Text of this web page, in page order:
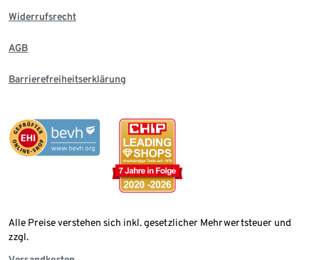
Widerrufsrecht
AGB
Barrierefreiheitserklärung
Alle Preise verstehen sich inkl. gesetzlicher Mehrwertsteuer und
zzgl.